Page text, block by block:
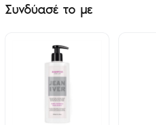
Συνδύασέ το με